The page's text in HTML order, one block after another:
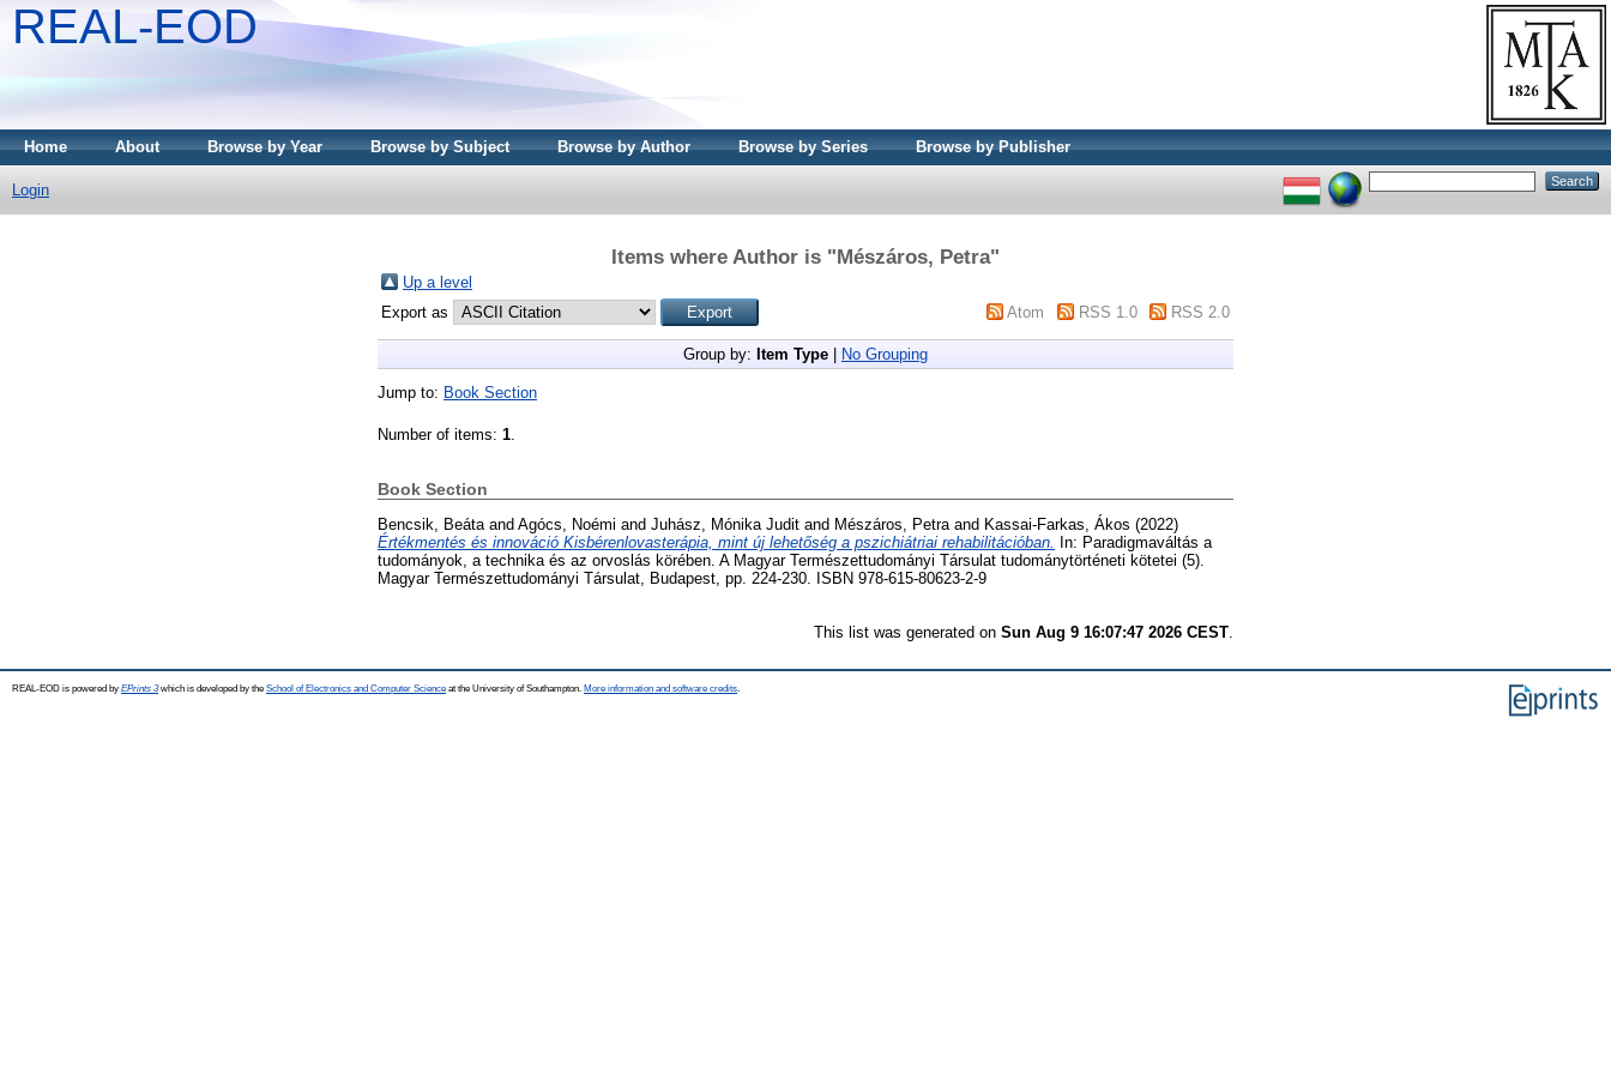
REAL-EOD
Home About Browse by Year Browse by Subject Browse by Author Browse by Series Browse by Publisher
Login
Items where Author is "Mészáros, Petra"
Up a level
Export as
Atom RSS 1.0 RSS 2.0
Group by: Item Type No Grouping
Jump to: Book Section
Number of items: 1
Book Section
Bencsik, Beáta and Agócs, Noémi and Juhász, Mónika Judit and Mészáros, Petra and Kassai-Farkas, Ákos (2022)
Értékmentés és innováció Kisbérenlovasterápia, mint új lehetőség a pszichiátriai rehabilitációban. In: Paradigmaváltás a
tudományok, a technika és az orvoslás körében. A Magyar Természettudományi Társulat tudománytörténeti kötetei (5).
Magyar Természettudományi Társulat, Budapest, pp. 224-230. ISBN 978-615-80623-2-9
This list was generated on Sun Aug 9 16:07:47 2026 CEST
REAL-EOD is powered by EPrints 3which is developed by the School of Electronics and Computer Science at the University of Southampton. More information and software credits